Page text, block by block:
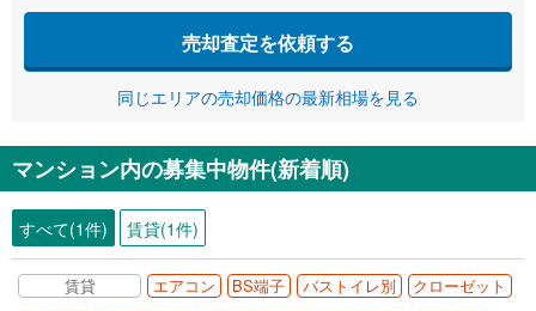
売却査定を依頼する
同じエリアの売却価格の最新相場を見る
マンション内の募集中物件(新着順)
すべて(1件) 賃貸(1件)
賃貸 エアコン BS端子 バストイレ別
クローゼット